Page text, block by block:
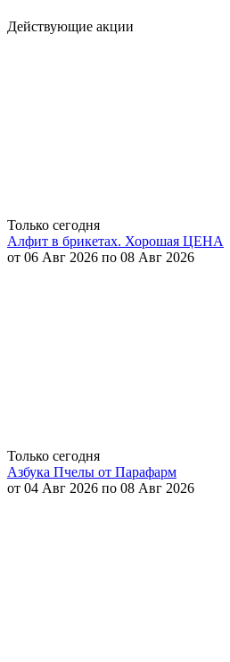
Действующие акции
Только сегодня
Алфит в брикетах. Хорошая ЦЕНА
от 06 Авг 2026 по 08 Авг 2026
Только сегодня
Азбука Пчелы от Парафарм
от 04 Авг 2026 по 08 Авг 2026